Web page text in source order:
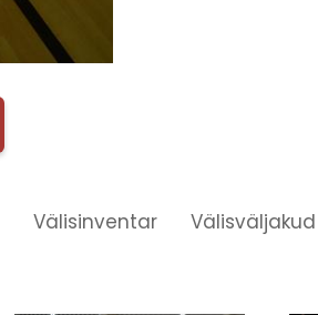
Välisinventar Välisväljakud